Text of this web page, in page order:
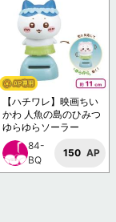
【ハチワレ】映画ちい
かわ 人魚の島のひみつ
ゆらゆらソーラー
84-
BQ
150 AP